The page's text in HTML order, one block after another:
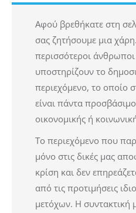
Αφού βρεθήκατε στη
σας ζητήσουμε μια
περισσότεροι
υποστηρίζουν το
περιεχόμενο, το οποίο
είναι πάντα
οικονομικής ή
Το περιεχόμενο που
μόνο στις δικές μας
κρίση και δεν
από τις προτιμήσεις
μετόχων. Η συντακτική